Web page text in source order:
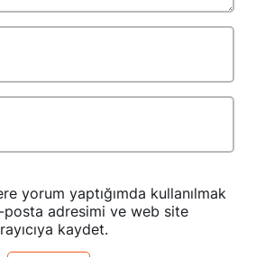
yorum yaptığımda kullanılmak
posta adresimi ve web site
kaydet.